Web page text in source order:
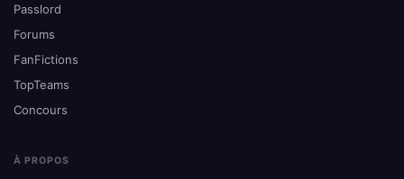
Passlord
Forums
FanFictions
TopTeams
Concours
À PROPOS